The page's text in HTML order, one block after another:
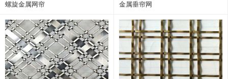
螺旋金属网帘 金属垂帘网